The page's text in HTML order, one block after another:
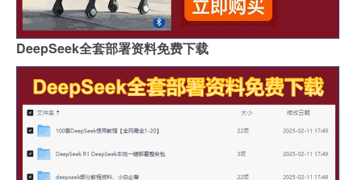
DeepSeek全套部署资料免费下载